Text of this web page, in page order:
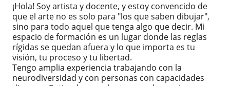
¡Hola! Soy artista y docente, y estoy convencido de
que el arte no es solo para "los que saben dibujar",
sino para todo aquel que tenga algo que decir. Mi
espacio de formación es un lugar donde las reglas
rígidas se quedan afuera y lo que importa es tu
visión, tu proceso y tu libertad.
​Tengo amplia experiencia trabajando con la
neurodiversidad y con personas con capacidades